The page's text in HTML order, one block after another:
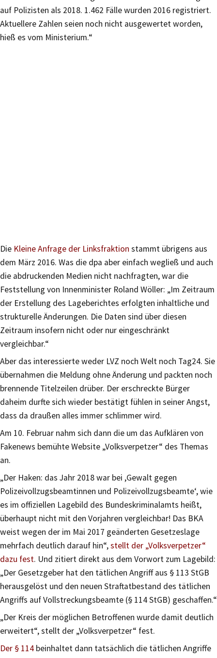
auf Polizisten als 2018. 1.462 Fälle wurden 2016 registriert.
Aktuellere Zahlen seien noch nicht ausgewertet worden,
hieß es vom Ministerium.“
Die Kleine Anfrage der Linksfraktion stammt übrigens aus
dem März 2016. Was die dpa aber einfach wegließ und auch
die abdruckenden Medien nicht nachfragten, war die
Feststellung von Innenminister Roland Wöller: „Im Zeitraum
der Erstellung des Lageberichtes erfolgten inhaltliche und
strukturelle Änderungen. Die Daten sind über diesen
Zeitraum insofern nicht oder nur eingeschränkt
vergleichbar.“
Aber das interessierte weder LVZ noch Welt noch Tag24. Sie
übernahmen die Meldung ohne Änderung und packten noch
brennende Titelzeilen drüber. Der erschreckte Bürger
daheim durfte sich wieder bestätigt fühlen in seiner Angst,
dass da draußen alles immer schlimmer wird.
Am 10. Februar nahm sich dann die um das Aufklären von
Fakenews bemühte Website „Volksverpetzer“ des Themas
an.
„Der Haken: das Jahr 2018 war bei ,Gewalt gegen
Polizeivollzugsbeamtinnen und Polizeivollzugsbeamte‘, wie
es im offiziellen Lagebild des Bundeskriminalamts heißt,
überhaupt nicht mit den Vorjahren vergleichbar! Das BKA
weist wegen der im Mai 2017 geänderten Gesetzeslage
mehrfach deutlich darauf hin“,stellt der „Volksverpetzer“
dazu fest. Und zitiert direkt aus dem Vorwort zum Lagebild:
„Der Gesetzgeber hat den tätlichen Angriff aus § 113 StGB
herausgelöst und den neuen Straftatbestand des tätlichen
Angriffs auf Vollstreckungsbeamte (§ 114 StGB) geschaffen.“
„Der Kreis der möglichen Betroffenen wurde damit deutlich
erweitert“, stellt der „Volksverpetzer“ fest.
Der § 114 beinhaltet dann tatsächlich die tätlichen Angriffe